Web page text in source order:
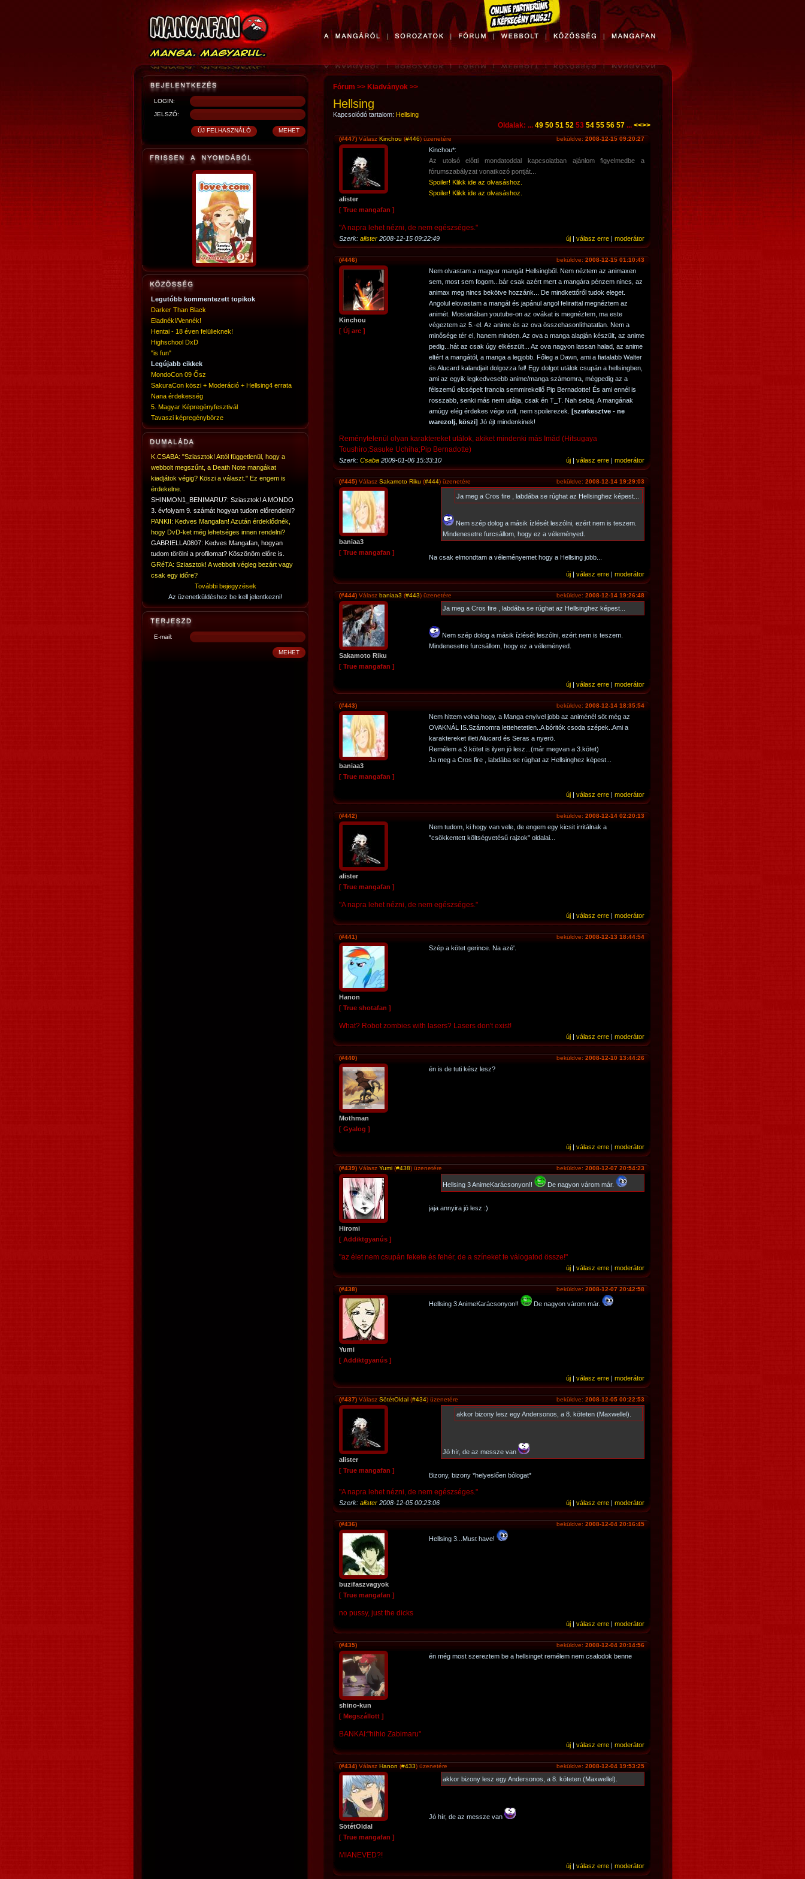
LOGIN:
JELSZÓ:
Legutóbb kommentezett topikok
Darker Than Black
Eladnék!/Vennék!
Hentai - 18 éven felülieknek!
Highschool DxD
"is fun"
Legújabb cikkek
MondoCon 09 Ősz
SakuraCon köszi + Moderáció + Hellsing4 errata
Nana érdekesség
5. Magyar Képregényfesztivál
Tavaszi képregénybörze
K.CSABA: "Sziasztok! Attól függetlenül, hogy a
webbolt megszűnt, a Death Note mangákat
kiadjátok végig? Köszi a választ." Ez engem is
érdekelne.
SHINMON1_BENIMARU7: Sziasztok! A MONDO
3. évfolyam 9. számát hogyan tudom előrendelni?
PANKII: Kedves Mangafan! Azután érdeklődnék,
hogy DvD-ket még lehetséges innen rendelni?
GABRIELLA0807: Kedves Mangafan, hogyan
tudom törölni a profilomat? Köszönöm előre is.
GRéTA: Sziasztok! A webbolt végleg bezárt vagy
csak egy időre?
További bejegyzések
Az üzenetküldéshez be kell jelentkezni!
E-mail:
Fórum >> Kiadványok >>
Hellsing
Kapcsolódó tartalom: Hellsing
Oldalak: ... 49 50 51 52 53 54 55 56 57 ... <<>>
beküldve: 2008-12-15 09:20:27
(#447) Válasz Kinchou (#446) üzenetére
alister
[ True mangafan ]
Kinchou*:
Az utolsó előtti mondatoddal kapcsolatban ajánlom figyelmedbe a
fórumszabályzat vonatkozó pontját...
Spoiler! Klikk ide az olvasáshoz.
Spoiler! Klikk ide az olvasáshoz.
"A napra lehet nézni, de nem egészséges."
új | válasz erre | moderátor
Szerk: alister 2008-12-15 09:22:49
beküldve: 2008-12-15 01:10:43
(#446)
Kinchou
[ Új arc ]
Nem olvastam a magyar mangát Hellsingből. Nem néztem az animaxen
sem, most sem fogom...bár csak azért mert a mangára pénzem nincs, az
animax meg nincs bekötve hozzánk... De mindkettőről tudok eleget.
Angolul elovastam a mangát és japánul angol felirattal megnéztem az
animét. Mostanában youtube-on az ovákat is megnéztem, ma este
végeztem az 5.-el. Az anime és az ova összehasonlíthatatlan. Nem a
minősége tér el, hanem minden. Az ova a manga alapján készült, az anime
pedig...hát az csak úgy elkészült... Az ova nagyon lassan halad, az anime
eltért a mangától, a manga a legjobb. Főleg a Dawn, ami a fiatalabb Walter
és Alucard kalandjait dolgozza fel! Egy dolgot utálok csupán a hellsingben,
ami az egyik legkedvesebb anime/manga számomra, mégpedig az a
félszemű elcsépelt francia semmirekellő Pip Bernadotte! És ami ennél is
rosszabb, senki más nem utálja, csak én T_T. Nah sebaj. A mangának
amúgy elég érdekes vége volt, nem spoilerezek. [szerkesztve - ne
warezolj, köszi] Jó éjt mindenkinek!
Reménytelenül olyan karaktereket utálok, akiket mindenki más Imád (Hitsugaya
Toushiro;Sasuke Uchiha;Pip Bernadotte)
új | válasz erre | moderátor
Szerk: Csaba 2009-01-06 15:33:10
beküldve: 2008-12-14 19:29:03
(#445) Válasz Sakamoto Riku (#444) üzenetére
baniaa3
[ True mangafan ]
Ja meg a Cros fire , labdába se rúghat az Hellsinghez képest...
Nem szép dolog a másik ízlését leszólni, ezért nem is teszem.
Mindenesetre furcsállom, hogy ez a véleményed.
Na csak elmondtam a véleményemet hogy a Hellsing jobb...
új | válasz erre | moderátor
beküldve: 2008-12-14 19:26:48
(#444) Válasz baniaa3 (#443) üzenetére
Sakamoto Riku
[ True mangafan ]
Ja meg a Cros fire , labdába se rúghat az Hellsinghez képest...
Nem szép dolog a másik ízlését leszólni, ezért nem is teszem.
Mindenesetre furcsállom, hogy ez a véleményed.
új | válasz erre | moderátor
beküldve: 2008-12-14 18:35:54
(#443)
baniaa3
[ True mangafan ]
Nem hittem volna hogy, a Manga enyivel jobb az animénél söt még az
OVAKNÁL IS.Számomra lettehetetlen..A bóritók csoda szépek..Ami a
karaktereket illeti Alucard és Seras a nyerö.
Remélem a 3.kötet is ilyen jó lesz...(már megvan a 3.kötet)
Ja meg a Cros fire , labdába se rúghat az Hellsinghez képest...
új | válasz erre | moderátor
beküldve: 2008-12-14 02:20:13
(#442)
alister
[ True mangafan ]
Nem tudom, ki hogy van vele, de engem egy kicsit irritálnak a
"csökkentett költségvetésű rajzok" oldalai...
"A napra lehet nézni, de nem egészséges."
új | válasz erre | moderátor
beküldve: 2008-12-13 18:44:54
(#441)
Hanon
[ True shotafan ]
Szép a kötet gerince. Na azé'.
What? Robot zombies with lasers? Lasers don't exist!
új | válasz erre | moderátor
beküldve: 2008-12-10 13:44:26
(#440)
Mothman
[ Gyalog ]
én is de tuti kész lesz?
új | válasz erre | moderátor
beküldve: 2008-12-07 20:54:23
(#439) Válasz Yumi (#438) üzenetére
Hiromi
[ Addiktgyanús ]
Hellsing 3 AnimeKarácsonyon!! De nagyon várom már.
jaja annyira jó lesz :)
"az élet nem csupán fekete és fehér, de a színeket te válogatod össze!"
új | válasz erre | moderátor
beküldve: 2008-12-07 20:42:58
(#438)
Yumi
[ Addiktgyanús ]
Hellsing 3 AnimeKarácsonyon!! De nagyon várom már.
új | válasz erre | moderátor
beküldve: 2008-12-05 00:22:53
(#437) Válasz SötétOldal (#434) üzenetére
alister
[ True mangafan ]
akkor bizony lesz egy Andersonos, a 8. köteten (Maxwellel).
Jó hír, de az messze van
Bizony, bizony *helyeslően bólogat*
"A napra lehet nézni, de nem egészséges."
új | válasz erre | moderátor
Szerk: alister 2008-12-05 00:23:06
beküldve: 2008-12-04 20:16:45
(#436)
buzifaszvagyok
[ True mangafan ]
Hellsing 3...Must have!
no pussy, just the dicks
új | válasz erre | moderátor
beküldve: 2008-12-04 20:14:56
(#435)
shino-kun
[ Megszállott ]
én még most szereztem be a hellsinget remélem nem csalodok benne
BANKAI:"hihio Zabimaru"
új | válasz erre | moderátor
beküldve: 2008-12-04 19:53:25
(#434) Válasz Hanon (#433) üzenetére
SötétOldal
[ True mangafan ]
akkor bizony lesz egy Andersonos, a 8. köteten (Maxwellel).
Jó hír, de az messze van
MIANEVED?!
új | válasz erre | moderátor